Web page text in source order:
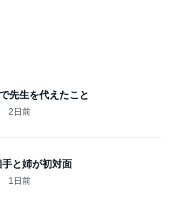
先生を代えたこと
2日前
と姉が初対面
1日前